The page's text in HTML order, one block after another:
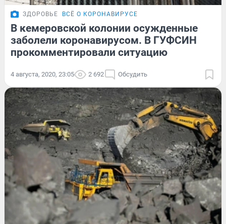
ЗДОРОВЬЕ ВСЁ О КОРОНАВИРУСЕ
В кемеровской колонии осужденные
заболели коронавирусом. В ГУФСИН
прокомментировали ситуацию
4 августа, 2020, 23:05 2 692 Обсудить